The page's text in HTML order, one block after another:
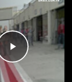
Videoyu